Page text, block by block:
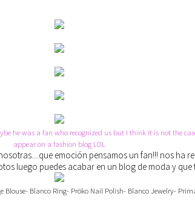
he was a fan who recognized us but I think it is not the
appear on a fashion blog LOL
emoción pensamos un fan!!! nos ha
luego puedes acabar en un blog de moda y que
Blouse- Blanco Ring- Pröko Nail Polish- Blanco Jewelry-